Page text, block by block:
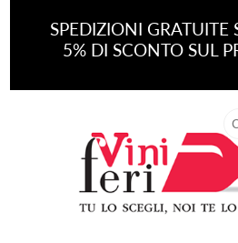
SPEDIZIONI GRATUITE
5% DI SCONTO SUL